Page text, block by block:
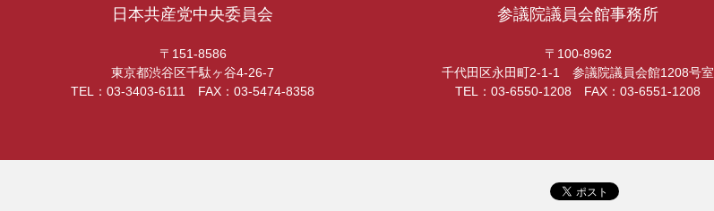
日本共産党中央委員会
〒151-8586
東京都渋谷区千駄ヶ谷4-26-7
TEL：03-3403-6111 FAX：03-5474-8358
参議院議員会館事務所
〒100-8962
千代田区永田町2-1-1 参議院議員会館1208号室
TEL：03-6550-1208 FAX：03-6551-1208